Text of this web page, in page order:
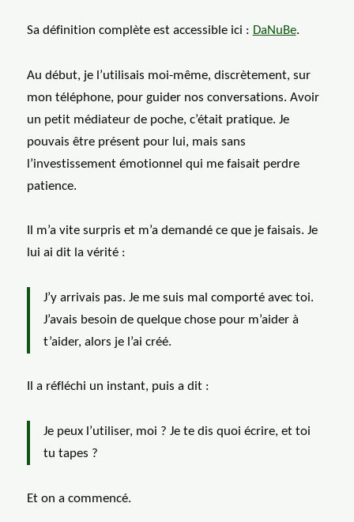
Sa définition complète est accessible ici : DaNuBe.
Au début, je l’utilisais moi-même, discrètement, sur
mon téléphone, pour guider nos conversations. Avoir
un petit médiateur de poche, c’était pratique. Je
pouvais être présent pour lui, mais sans
l’investissement émotionnel qui me faisait perdre
patience.
Il m’a vite surpris et m’a demandé ce que je faisais. Je
lui ai dit la vérité :
J’y arrivais pas. Je me suis mal comporté avec toi.
J’avais besoin de quelque chose pour m’aider à
t’aider, alors je l’ai créé.
Il a réfléchi un instant, puis a dit :
Je peux l’utiliser, moi ? Je te dis quoi écrire, et toi
tu tapes ?
Et on a commencé.